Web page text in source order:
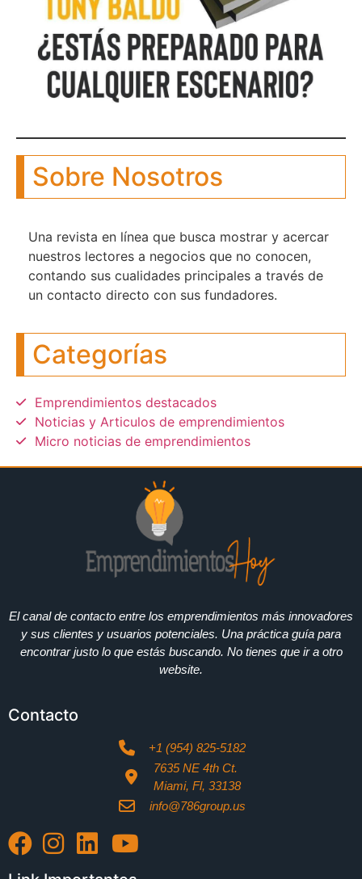
Sobre Nosotros
Una revista en línea que busca mostrar y acercar
nuestros lectores a negocios que no conocen,
contando sus cualidades principales a través de
un contacto directo con sus fundadores.
Categorías
Emprendimientos destacados
Noticias y Articulos de emprendimientos
Micro noticias de emprendimientos
El canal de contacto entre los emprendimientos más innovadores
y sus clientes y usuarios potenciales. Una práctica guía para
encontrar justo lo que estás buscando. No tienes que ir a otro
website.
Contacto
+1 (954) 825-5182
7635 NE 4th Ct.
Miami, Fl, 33138
info@786group.us